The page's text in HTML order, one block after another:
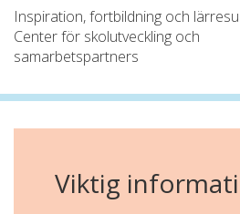
Inspiration, fortbildning och
Center för skolutveckling och
samarbetspartners
Viktig